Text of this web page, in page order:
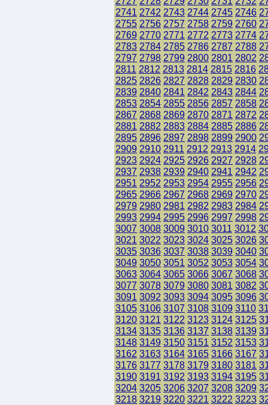
2741 2742 2743 2744 2745 2746
2755 2756 2757 2758 2759 2760
2769 2770 2771 2772 2773 2774
2783 2784 2785 2786 2787 2788
2797 2798 2799 2800 2801 2802
2811 2812 2813 2814 2815 2816
2825 2826 2827 2828 2829 2830
2839 2840 2841 2842 2843 2844
2853 2854 2855 2856 2857 2858
2867 2868 2869 2870 2871 2872
2881 2882 2883 2884 2885 2886
2895 2896 2897 2898 2899 2900
2909 2910 2911 2912 2913 2914
2923 2924 2925 2926 2927 2928
2937 2938 2939 2940 2941 2942
2951 2952 2953 2954 2955 2956
2965 2966 2967 2968 2969 2970
2979 2980 2981 2982 2983 2984
2993 2994 2995 2996 2997 2998
3007 3008 3009 3010 3011 3012
3021 3022 3023 3024 3025 3026
3035 3036 3037 3038 3039 3040
3049 3050 3051 3052 3053 3054
3063 3064 3065 3066 3067 3068
3077 3078 3079 3080 3081 3082
3091 3092 3093 3094 3095 3096
3105 3106 3107 3108 3109 3110
3120 3121 3122 3123 3124 3125
3134 3135 3136 3137 3138 3139
3148 3149 3150 3151 3152 3153
3162 3163 3164 3165 3166 3167
3176 3177 3178 3179 3180 3181
3190 3191 3192 3193 3194 3195
3204 3205 3206 3207 3208 3209
3218 3219 3220 3221 3222 3223